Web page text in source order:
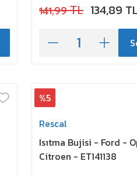
141,99 TL 134,89
%5
Rescal
Isıtma Bujisi - Ford -
Citroen - ET141138